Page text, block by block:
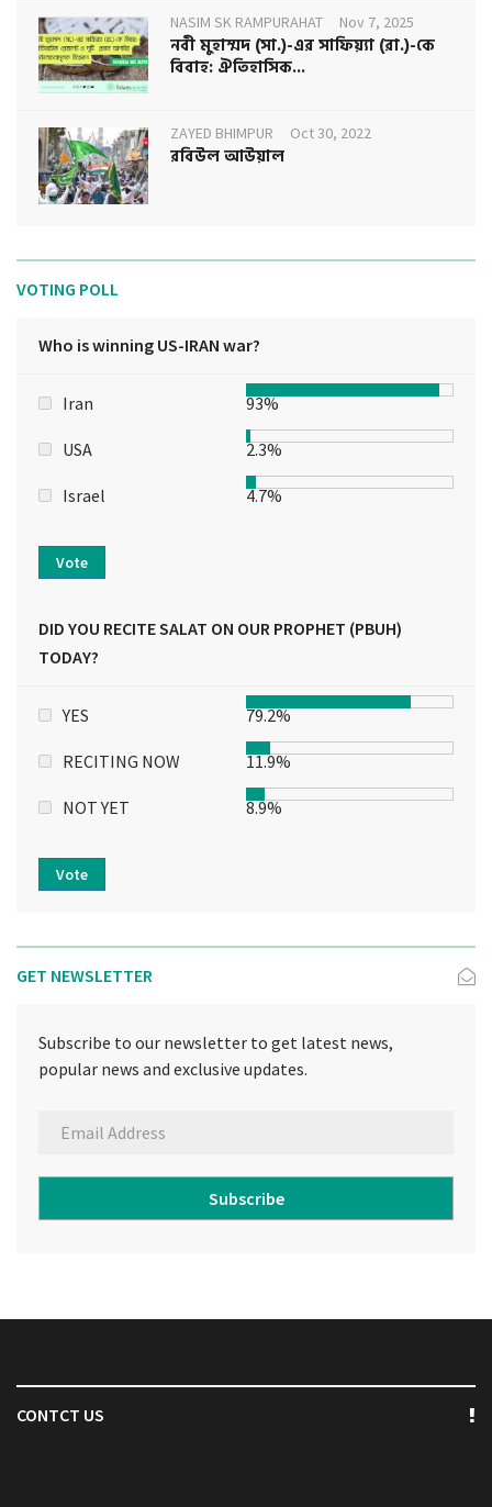
NASIM SK RAMPURAHAT Nov 7, 2025
নবী মুহাম্মদ (সা.)-এর সাফিয়্যা (রা.)-কে
বিবাহ: ঐতিহাসিক...
ZAYED BHIMPUR Oct 30, 2022
রবিউল আউয়াল
VOTING POLL
Who is winning US-IRAN war?
Iran 93%
USA 2.3%
Israel 4.7%
Vote
DID YOU RECITE SALAT ON OUR PROPHET (PBUH)
TODAY?
YES 79.2%
RECITING NOW 11.9%
NOT YET 8.9%
Vote
GET NEWSLETTER
Subscribe to our newsletter to get latest news,
popular news and exclusive updates.
Subscribe
CONTCT US